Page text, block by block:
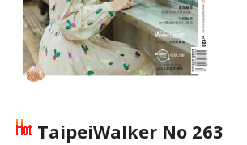
TaipeiWalker No 263